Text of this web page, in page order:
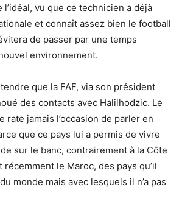
vu que ce technicien a déjà
et connaît assez bien le football
de passer par une temps
environnement.
que la FAF, via son président
des contacts avec Halilhodzic. Le
rate jamais l’occasion de parler en
que ce pays lui a permis de vivre
sur le banc, contrairement à la Côte
récemment le Maroc, des pays qu’il
monde mais avec lesquels il n’a pas